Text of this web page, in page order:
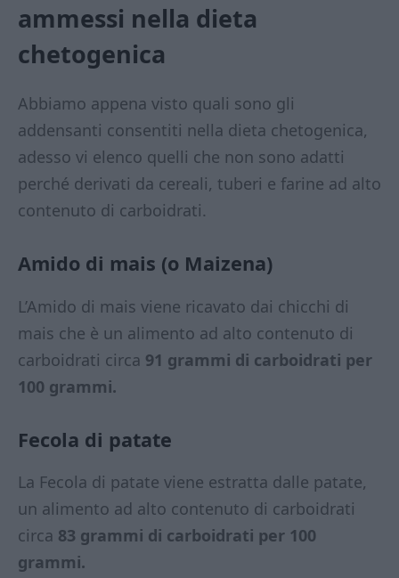
ammessi nella dieta
chetogenica
Abbiamo appena visto quali sono gli
addensanti consentiti nella dieta chetogenica,
adesso vi elenco quelli che non sono adatti
perché derivati da cereali, tuberi e farine ad alto
contenuto di carboidrati.
Amido di mais (o Maizena)
L’Amido di mais viene ricavato dai chicchi di
mais che è un alimento ad alto contenuto di
carboidrati circa 91 grammi di carboidrati per
100 grammi.
Fecola di patate
La Fecola di patate viene estratta dalle patate,
un alimento ad alto contenuto di carboidrati
circa 83 grammi di carboidrati per 100
grammi.